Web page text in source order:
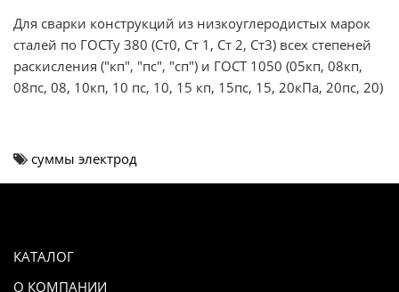
Для сварки конструкций из низкоуглеродистых марок
сталей по ГОСТу 380 (Ст0, Ст 1, Ст 2, Ст3) всех степеней
раскисления ("кп", "пс", "сп") и ГОСТ 1050 (05кп, 08кп,
08пс, 08, 10кп, 10 пс, 10, 15 кп, 15пс, 15, 20кПа, 20пс, 20)
суммы электрод
КАТАЛОГ
О КОМПАНИИ